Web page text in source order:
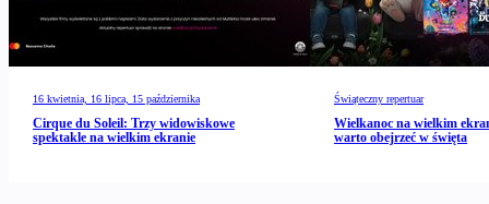
16 kwietnia, 16 lipca, 15 października
Cirque du Soleil: Trzy widowiskowe
spektakle na wielkim ekranie
Świąteczny repertuar
Wielkanoc na wielkim
warto obejrzeć w święta